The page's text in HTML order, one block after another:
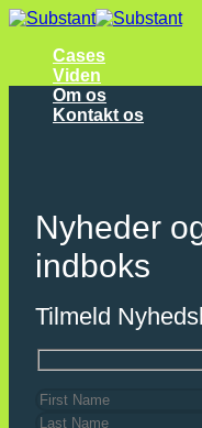
Fortsæt
indholdCases
Viden
Om os
Kontakt os
Nyheder
indboks
Tilmeld